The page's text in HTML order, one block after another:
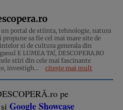
un portal de stiinta, tehnologie, natura
sa fie cel mai mare site de
si de cultura generala din
E LUMEA TA!, DESCOPERA.RO
stiri din cele mai fascinante
investigh...
citește mai mult
pe
și Google Showcase